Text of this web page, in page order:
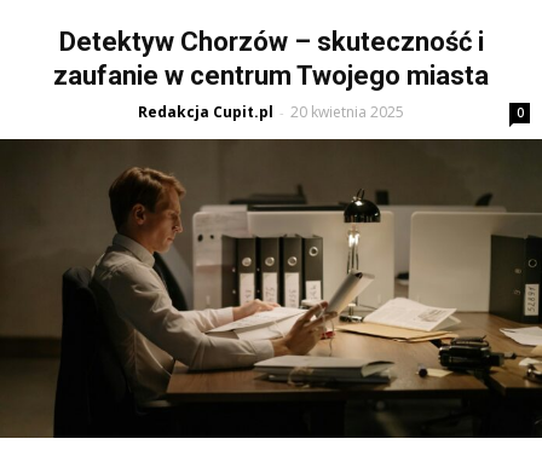
Detektyw Chorzów – skuteczność i
zaufanie w centrum Twojego miasta
Redakcja Cupit.pl - 20 kwietnia 2025 0